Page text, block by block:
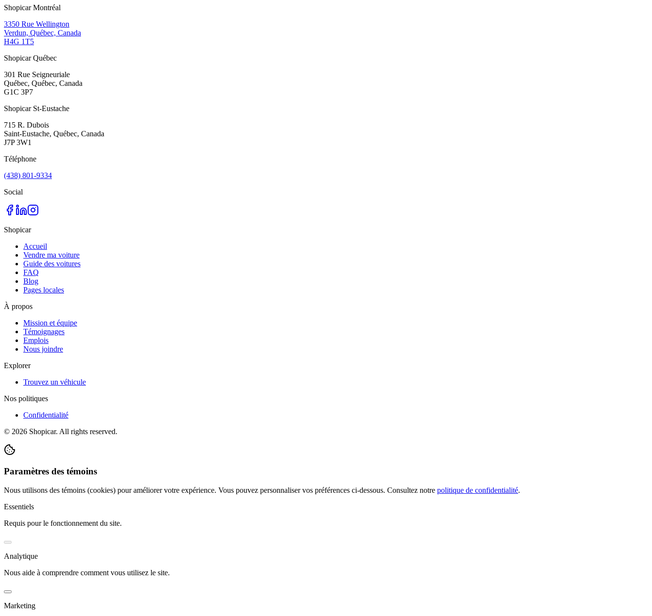
Shopicar Montréal
3350 Rue Wellington
Verdun, Québec, Canada
H4G 1T5
Shopicar Québec
301 Rue Seigneuriale
Québec, Québec, Canada
G1C 3P7
Shopicar St-Eustache
715 R. Dubois
Saint-Eustache, Québec, Canada
J7P 3W1
Téléphone
(438) 801-9334
Social
Shopicar
Accueil
Vendre ma voiture
Guide des voitures
FAQ
Blog
Pages locales
À propos
Mission et équipe
Témoignages
Emplois
Nous joindre
Explorer
Trouvez un véhicule
Nos politiques
Confidentialité
© 2026 Shopicar. All rights reserved.
Paramètres des témoins
Nous utilisons des témoins (cookies) pour améliorer votre expérience. Vous pouvez personnaliser vos préférences ci-dessous. Consultez notre politique de confidentialité.
Essentiels
Requis pour le fonctionnement du site.
Analytique
Nous aide à comprendre comment vous utilisez le site.
Marketing